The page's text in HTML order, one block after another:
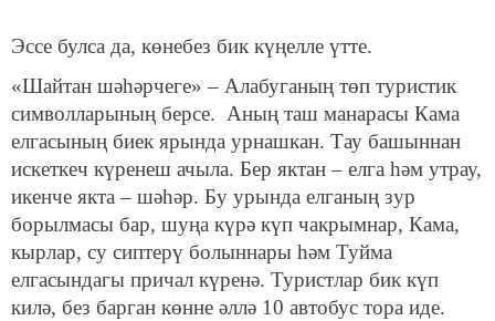
Эссе булса да, көнебез бик күңелле үтте.
«Шайтан шәһәрчеге» – Алабуганың төп туристик
символларының берсе. Аның таш манарасы Кама
елгасының биек ярында урнашкан. Тау башыннан
искеткеч күренеш ачыла. Бер яктан – елга һәм утрау,
икенче якта – шәһәр. Бу урында елганың зур
борылмасы бар, шуңа күрә күп чакрымнар, Кама,
кырлар, су сиптерү болыннары һәм Туйма
елгасындагы причал күренә. Туристлар бик күп
килә, без барган көнне әллә 10 автобус тора иде.